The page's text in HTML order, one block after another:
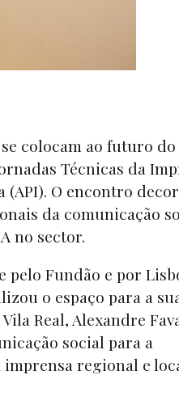
colocam ao futuro do
Técnicas da
(API). O encontro
da comunicação
no sector.
Fundão e por
o espaço para a
Real, Alexandre
social para a
regional e